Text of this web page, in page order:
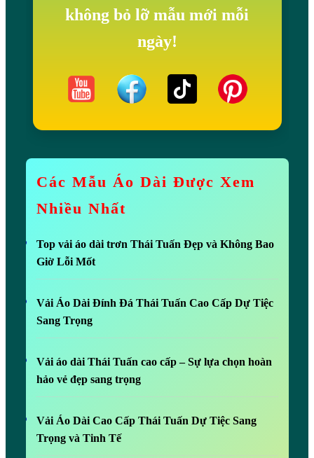
không bỏ lỡ mẫu mới mỗi
ngày!
Các Mẫu Áo Dài Được Xem
Nhiều Nhất
Top vải áo dài trơn Thái Tuấn Đẹp và Không Bao
Giờ Lỗi Mốt
Vải Áo Dài Đính Đá Thái Tuấn Cao Cấp Dự Tiệc
Sang Trọng
Vải áo dài Thái Tuấn cao cấp – Sự lựa chọn hoàn
hảo vẻ đẹp sang trọng
Vải Áo Dài Cao Cấp Thái Tuấn Dự Tiệc Sang
Trọng và Tinh Tế